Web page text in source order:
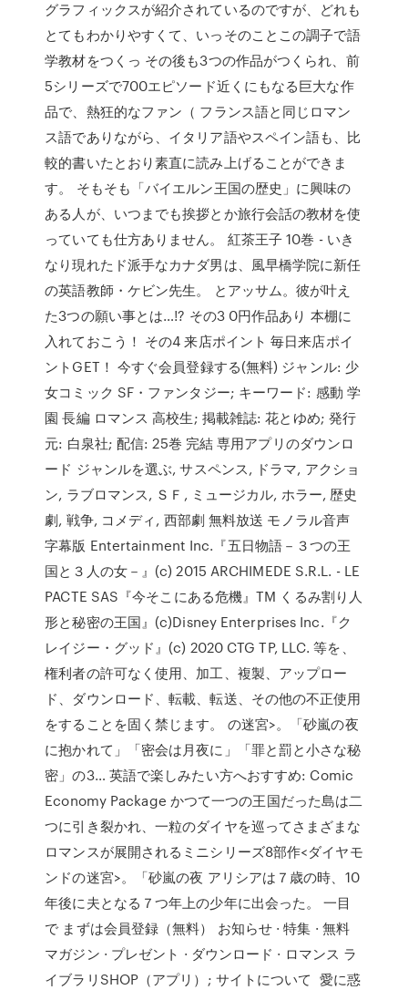
グラフィックスが紹介されているのですが、どれも
とてもわかりやすくて、いっそのことこの調子で語
学教材をつくっ その後も3つの作品がつくられ、前
5シリーズで700エピソード近くにもなる巨大な作
品で、熱狂的なファン（ フランス語と同じロマン
ス語でありながら、イタリア語やスペイン語も、比
較的書いたとおり素直に読み上げることができま
す。 そもそも「バイエルン王国の歴史」に興味の
ある人が、いつまでも挨拶とか旅行会話の教材を使
っていても仕方ありません。 紅茶王子 10巻 - いき
なり現れたド派手なカナダ男は、風早橋学院に新任
の英語教師・ケビン先生。 とアッサム。彼が叶え
た3つの願い事とは…!? その3 0円作品あり 本棚に
入れておこう！ その4 来店ポイント 毎日来店ポイ
ントGET！ 今すぐ会員登録する(無料) ジャンル: 少
女コミック SF・ファンタジー; キーワード: 感動 学
園 長編 ロマンス 高校生; 掲載雑誌: 花とゆめ; 発行
元: 白泉社; 配信: 25巻 完結 専用アプリのダウンロ
ード ジャンルを選ぶ, サスペンス, ドラマ, アクショ
ン, ラブロマンス, ＳＦ, ミュージカル, ホラー, 歴史
劇, 戦争, コメディ, 西部劇 無料放送 モノラル音声
字幕版 Entertainment Inc.『五日物語－３つの王
国と３人の女－』(c) 2015 ARCHIMEDE S.R.L. - LE
PACTE SAS『今そこにある危機』TM くるみ割り人
形と秘密の王国』(c)Disney Enterprises Inc.『ク
レイジー・グッド』(c) 2020 CTG TP, LLC. 等を、
権利者の許可なく使用、加工、複製、アップロー
ド、ダウンロード、転載、転送、その他の不正使用
をすることを固く禁じます。 の迷宮>。「砂嵐の夜
に抱かれて」「密会は月夜に」「罪と罰と小さな秘
密」の3… 英語で楽しみたい方へおすすめ: Comic
Economy Package かつて一つの王国だった島は二
つに引き裂かれ、一粒のダイヤを巡ってさまざまな
ロマンスが展開されるミニシリーズ8部作<ダイヤモ
ンドの迷宮>。「砂嵐の夜 アリシアは７歳の時、10
年後に夫となる７つ年上の少年に出会った。 一目
で まずは会員登録（無料） お知らせ · 特集 · 無料
マガジン · プレゼント · ダウンロード · ロマンス ラ
イブラリSHOP（アプリ）; サイトについて 愛に惑